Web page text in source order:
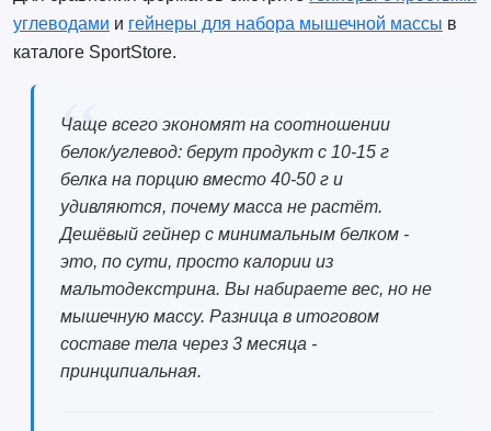
углеводами и гейнеры для набора мышечной массы в
каталоге SportStore.
Чаще всего экономят на соотношении
белок/углевод: берут продукт с 10-15 г
белка на порцию вместо 40-50 г и
удивляются, почему масса не растёт.
Дешёвый гейнер с минимальным белком -
это, по сути, просто калории из
мальтодекстрина. Вы набираете вес, но не
мышечную массу. Разница в итоговом
составе тела через 3 месяца -
принципиальная.